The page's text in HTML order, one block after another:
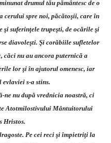
drumul tău pământesc de o
cerului spre noi, păcătoşii, care în
suferinţele trupeşti, de ocările şi
diavoleşti. Şi corăbiile sufletelor
căci nu au ancora puternică a
lor şi în ajutorul omenesc, iar
s-a stins.
ne nu după vrednicia noastră, ci
Atotmilostivului Mântuitorului
Hristos.
Pe cei reci şi împietriţi la